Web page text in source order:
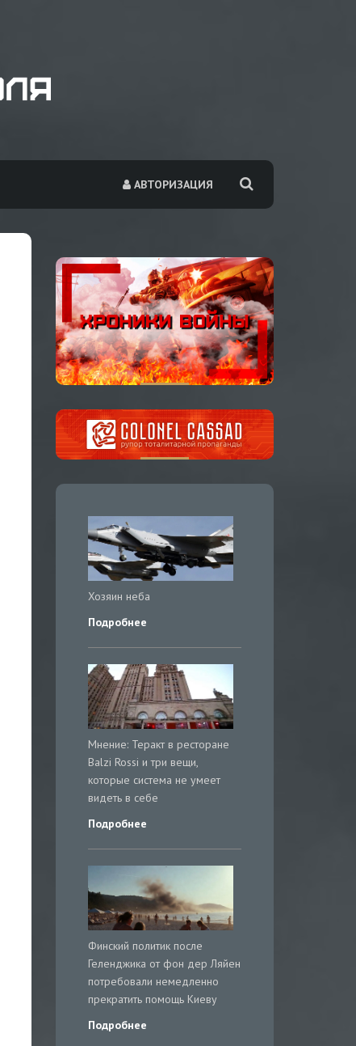
АВТОРИЗАЦИЯ
Хозяин неба
Подробнее
Мнение: Теракт в ресторане
Balzi Rossi и три вещи,
которые система не умеет
видеть в себе
Подробнее
Финский политик после
Геленджика от фон дер Ляйен
потребовали немедленно
прекратить помощь Киеву
Подробнее